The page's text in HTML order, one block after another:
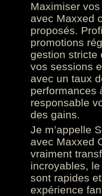
Maximiser
avec Maxxed
proposés.
promotions
gestion stricte
vos sessions
avec un taux
performances
responsable
des gains.
Je m’appelle
avec Maxxed
vraiment
incroyables,
sont rapides
expérience